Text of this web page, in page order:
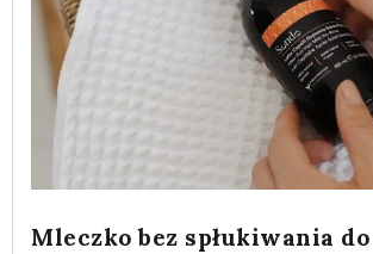
Mleczko bez spłukiwania do